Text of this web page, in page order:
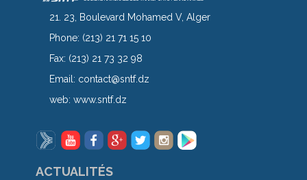
21. 23, Boulevard Mohamed V, Alger
Phone: (213) 21 71 15 10
Fax: (213) 21 73 32 98
Email: contact@sntf.dz
web:www.sntf.dz
ACTUALITÉS